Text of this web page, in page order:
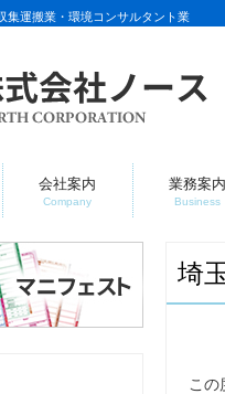
集運搬業・環境コンサルタント業
会社案内
Company
業務案内
Business
埼
この